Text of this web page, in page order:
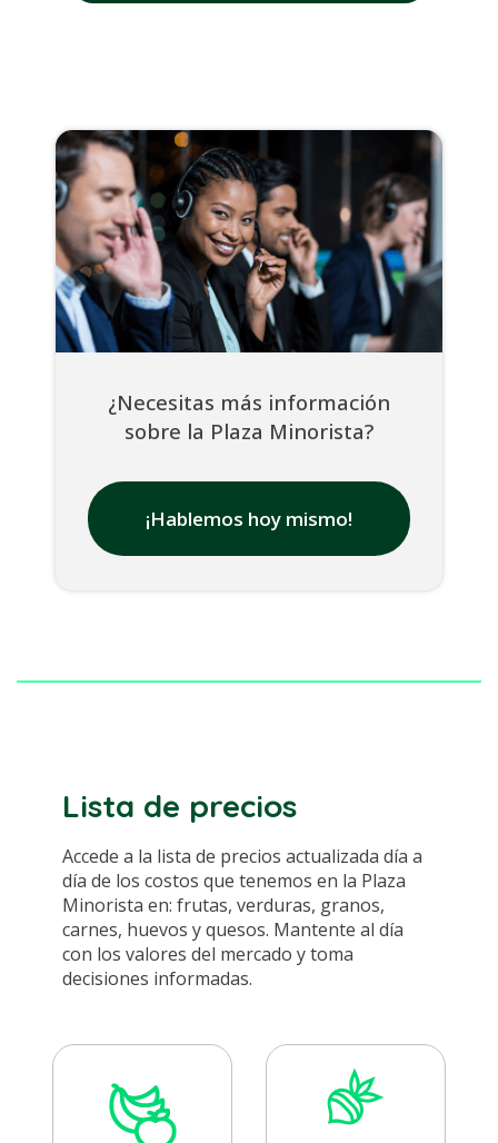
¿Necesitas más información
sobre la Plaza Minorista?
¡Hablemos hoy mismo!
Lista de precios
Accede a la lista de precios actualizada día a
día de los costos que tenemos en la Plaza
Minorista en: frutas, verduras, granos,
carnes, huevos y quesos. Mantente al día
con los valores del mercado y toma
decisiones informadas.